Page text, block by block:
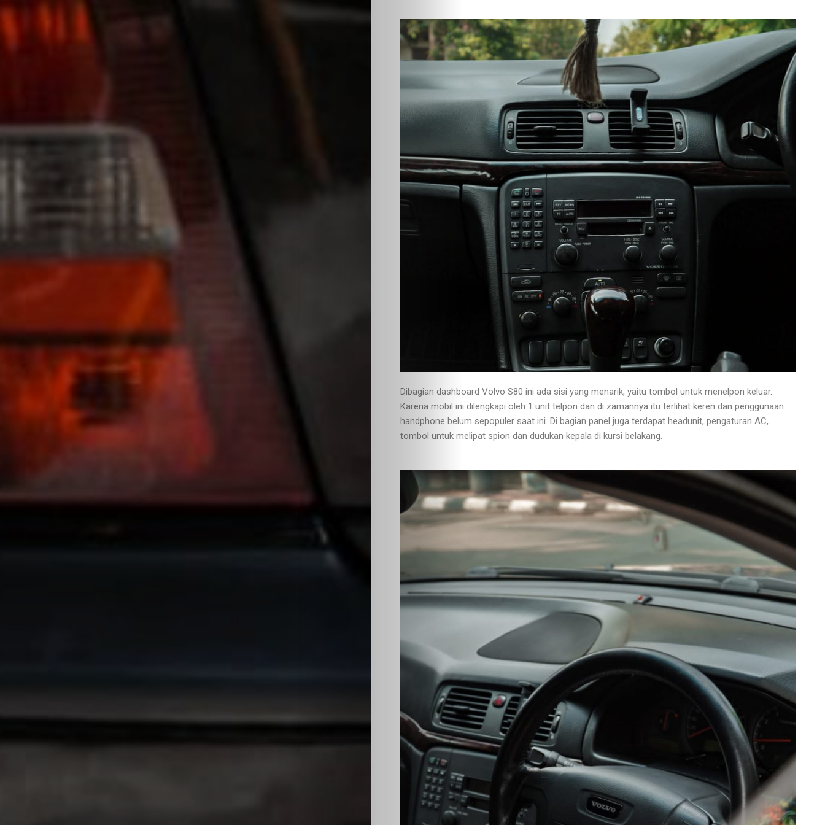
Crypto
Currency
Tentang
Kami
Kontak
Kami
Search
Dibagian dashboard Volvo S80 ini ada sisi yang menarik, yaitu tombol untuk menelpon keluar.
Karena mobil ini dilengkapi oleh 1 unit telpon dan di zamannya itu terlihat keren dan penggunaan
handphone belum sepopuler saat ini. Di bagian panel juga terdapat headunit, pengaturan AC,
tombol untuk melipat spion dan dudukan kepala di kursi belakang.